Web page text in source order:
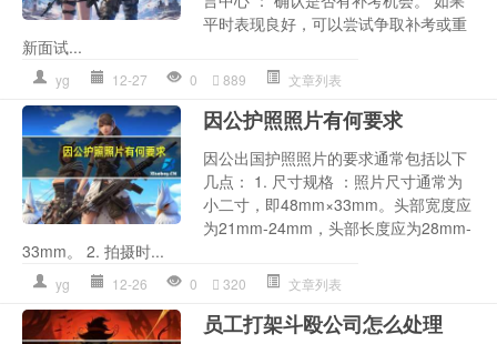
平时表现良好，可以尝试争取补考或重
新面试...
yg 12-27 0 889 文章列表
因公护照照片有何要求
因公出国护照照片的要求通常包括以下
几点： 1. 尺寸规格 ：照片尺寸通常为
小二寸，即48mm×33mm。头部宽度应
为21mm-24mm，头部长度应为28mm-
33mm。 2. 拍摄时...
yg 12-26 0 320 文章列表
员工打架斗殴公司怎么处理